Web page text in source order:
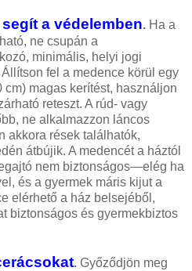
a védelemben. Ha a
ne csupán a
minimális, helyi jogi
fel a medence körül egy
cm) magas kerítést, használjon
reteszt. A rúd- vagy
ne alkalmazzon láncos
akkora rések találhatók,
átbújik. A medencét a háztól
nem biztonságos—elég ha
és a gyermek máris kijut a
elérhető a ház belsejéből,
biztonságos és gyermekbiztos
. Győződjön meg